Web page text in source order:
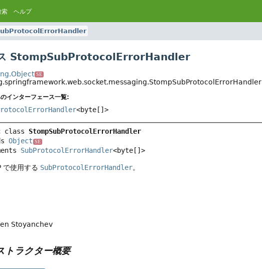
索 ヘルプ
StompSubProtocolErrorHandler
SE
インターフェース一覧:
<byte[]>
class StompSubProtocolErrorHandler
Object SE
SubProtocolErrorHandler<byte[]>
で使用する SubProtocolErrorHandler。
Stoyanchev
トラクター概要